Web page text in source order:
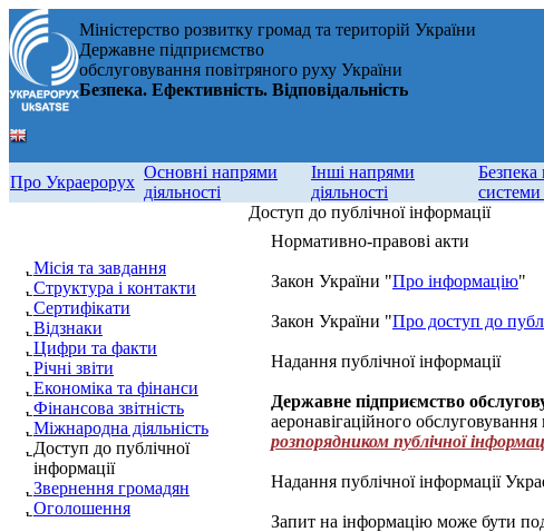
Міністерство розвитку громад та територій України
Державне підприємство
обслуговування повітряного руху України
Безпека. Ефективність. Відповідальність
Про Украерорух
Основні напрями
діяльності
Інші напрями
діяльності
Безпека
системи
Місія та завдання
Структура і контакти
Сертифікати
Відзнаки
Цифри та факти
Річні звіти
Економіка та фінанси
Фінансова звітність
Міжнародна діяльність
Доступ до публічної
інформації
Звернення громадян
Оголошення
Доступ до публічної інформації
Нормативно-правові акти
Закон України "Про інформацію"
Закон України "Про доступ до
Надання публічної інформації
Державне підприємство
аеронавігаційного
розпорядником публічної
Надання публічної інформації
Запит на інформацію може бути